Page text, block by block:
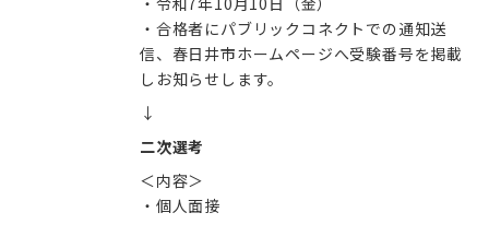
・合格者にパブリックコネクトでの通知送
信、春日井市ホームページへ受験番号を掲載
しお知らせします。
↓
二次選考
＜内容＞
・個人面接